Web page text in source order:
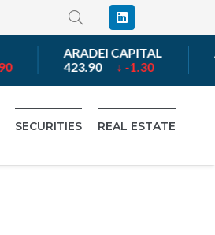
ARADEI CAPITAL
423.90↓ -1.30
SECURITIES REAL ESTATE